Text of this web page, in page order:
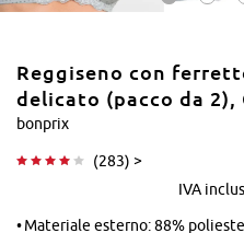
Reggiseno con
delicato (pacco da 2),
bonprix
(283) >
IVA
Materiale esterno: 88% poliestere (riciclato), 12% elastan, Fodera: